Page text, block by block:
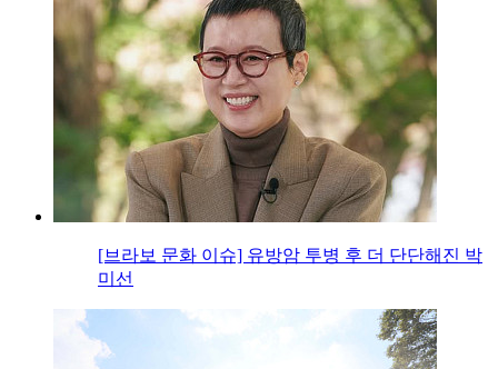
[브라보 문화 이슈] 유방암 투병 후 더 단단해진 박
미선